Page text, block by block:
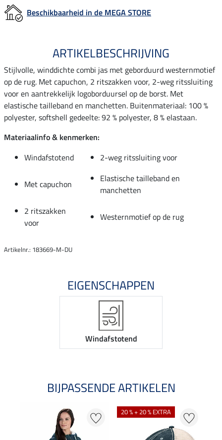
Beschikbaarheid in de MEGA STORE
ARTIKELBESCHRIJVING
Stijlvolle, winddichte combi jas met geborduurd westernmotief
op de rug. Met capuchon, 2 ritszakken voor, 2-weg ritssluiting
voor en aantrekkelijk logoborduursel op de borst. Met
elastische tailleband en manchetten. Buitenmateriaal: 100 %
polyester, softshell gedeelte: 92 % polyester, 8 % elastaan.
Materiaalinfo & kenmerken:
Windafstotend
2-weg ritssluiting voor
Met capuchon
Elastische tailleband en
manchetten
2 ritszakken
voor
Westernmotief op de rug
Artikelnr.: 183669-M-DU
EIGENSCHAPPEN
Windafstotend
BIJPASSENDE ARTIKELEN
20 % + 20 % EXTRA